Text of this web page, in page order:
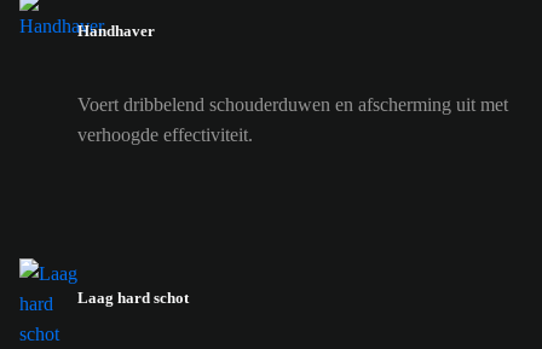
Handhaver
Voert dribbelend schouderduwen en afscherming uit met
verhoogde effectiviteit.
Laag hard schot